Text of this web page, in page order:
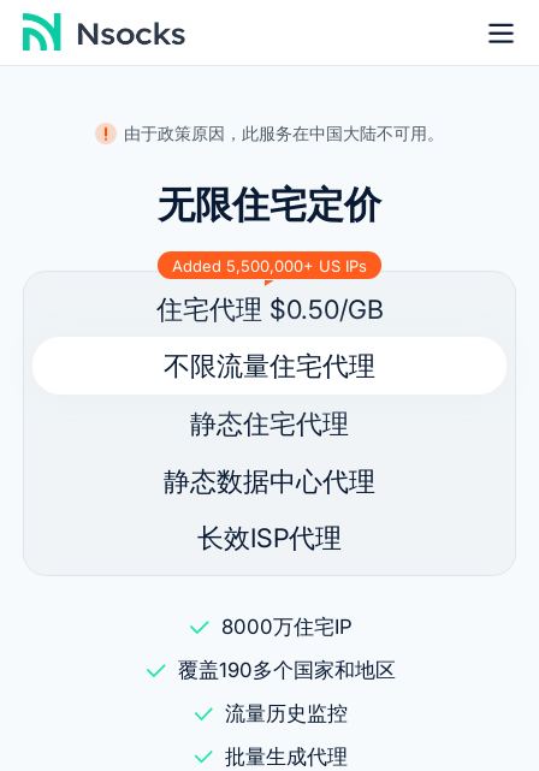
由于政策原因，此服务在中国大陆不可用。
无限住宅定价
Added 5,500,000+ US IPs
住宅代理 $0.50/GB
不限流量住宅代理
静态住宅代理
静态数据中心代理
长效ISP代理
8000万住宅IP
覆盖190多个国家和地区
流量历史监控
批量生成代理